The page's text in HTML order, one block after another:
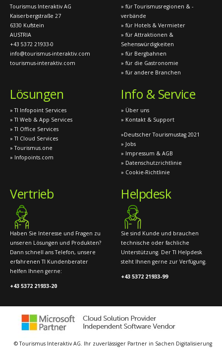
Tourismus Interaktiv AG
Kaiserbergstraße 27
6330 Kufstein
AUSTRIA
+43 5372 21933-0
info@tourismus-interaktiv.com
tourismus-interaktiv.com
» für Tourismusregionen & -
verbände
» für Hotels & Vermieter
» für Attraktionen &
Sehenswürdigkeiten
» für Bergbahnen
» für die Gastronomie
» für andere Branchen
Lösungen
» TI Infopoint Services
» TI Web & App Services
» TI Office Services
» TI Cloud Services
» Tourismus.one
» Infopoints.com
Info & Service
» Über uns
» Kontakt & Support
»Deutscher Tourismustag 2021
» Jobs
» Impressum & AGB
» Datenschutzrichtlinie
» Cookie-Richtlinie
Vertrieb
Haben Sie Interesse und Fragen zu
unseren Lösungen und Produkten?
Dann schnell ans Telefon, unsere
erfahrenen TI Kundenberater
helfen Ihnen gerne:
+43 5372 21933-20
Helpdesk
Sie sind Kunde und brauchen
technische oder fachliche
Unterstützung. Der TI Helpdesk
steht Ihnen gerne zur Verfügung.
+43 5372 21933-99
© Tourismus Interaktiv AG. Ihr zuverlässiger Partner in Sachen Digitalisierung